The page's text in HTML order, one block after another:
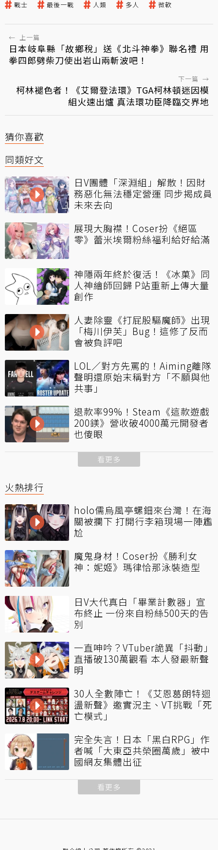
戰士 最後一戰 人類 多人 微軟
← 上一篇
日本岐阜縣「故鄉稅」送《北斗神拳》聯名禮 用
拳四郎劈柴刀使出岩山兩斬波吧！
下一篇 →
柯林褪色者！《艾爾登法環》TGA柯林頓迷因模
組火速出爐 真法環功臣降臨交界地
猜你喜歡
同類好文
日V團體「深淵組」解散！因財
務惡化無法穩定營運 同步揭成員
未來去向
展現大胸襟！Coser扮《絕區
零》蕾米埃爾粉絲福利給好給滿
神隱兩年終於復活！《冰菓》同
人神繪師回歸 P站重新上傳大量
創作
人妻除靈《打屁股驅魔師》出現
「梅川伊芙」Bug！這修了反而
會被負評吧
LOL／對方先罵的！Aiming離隊
聲明還原始末稱對方「不願與他
共事」
退款率99%！Steam《這款遊戲
200鎂》營收破4000萬元開發者
也傻眼
看更多
火熱排行
holo儒烏風亭螺鈿來台灣！在海
關被攔下 打開行李箱現場一陣尷
尬
魔鬼身材！Coser扮《勝利女
神：妮姬》瑪律恰那泳裝造型
日V大代真白「畢業計數器」宣
布終止 一份來自粉絲500天的告
別
一直呻吟？VTuber詭異「抖動」
直播破130萬觀看 本人發最新聲
明
30人全數陣亡！《艾恩葛朗特迴
盪新聲》邀實況主、VT挑戰「死
亡模式」
完全失言！日本「黑白RPG」作
者喊「大東亞共榮圈萬歲」被中
國網友集體出征
看更多